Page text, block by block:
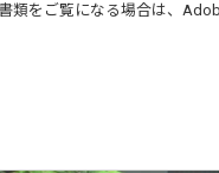
類をご覧になる場合は、